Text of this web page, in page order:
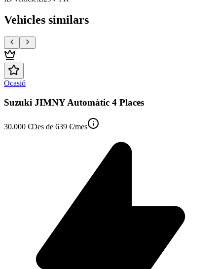
Vehicles similars
Ocasió
Suzuki JIMNY Automàtic 4 Places
30.000 €Des de 639 €/mes